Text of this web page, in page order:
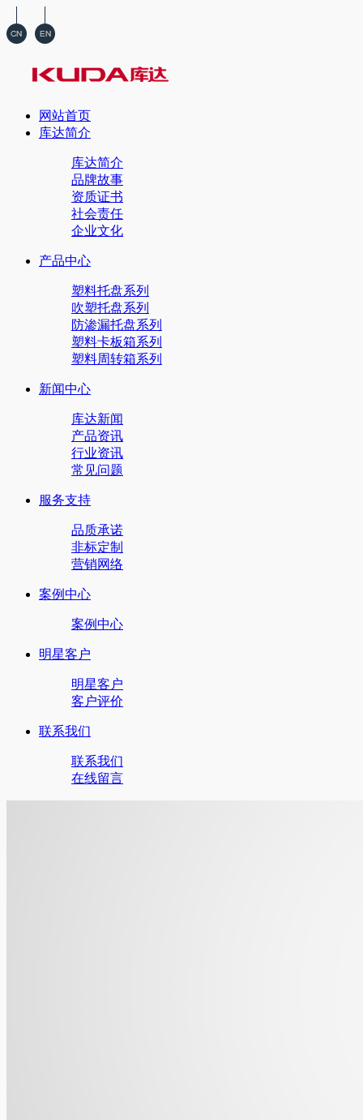
网站首页
库达简介
库达简介
品牌故事
资质证书
社会责任
企业文化
产品中心
塑料托盘系列
吹塑托盘系列
防渗漏托盘系列
塑料卡板箱系列
塑料周转箱系列
新闻中心
库达新闻
产品资讯
行业资讯
常见问题
服务支持
品质承诺
非标定制
营销网络
案例中心
案例中心
明星客户
明星客户
客户评价
联系我们
联系我们
在线留言